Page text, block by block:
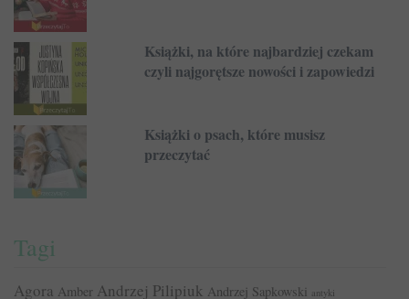
Książki, na które najbardziej czekam
czyli najgorętsze nowości i zapowiedzi
Książki o psach, które musisz
przeczytać
Tagi
Agora Amber Andrzej Pilipiuk Andrzej Sapkowski antyki